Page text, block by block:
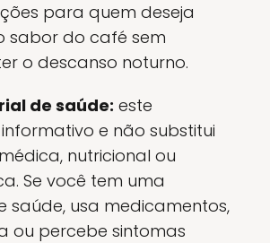
para quem deseja
sabor do café sem
o descanso noturno.
de saúde: este
e não substitui
nutricional ou
Se você tem uma
saúde, usa medicamentos,
ou percebe sintomas